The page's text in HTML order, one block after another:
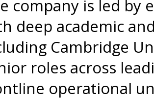
company is led by
deep academic
Cambridge
roles across
operational